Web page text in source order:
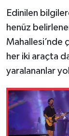
Edinilen
henüz
Mahallesi’nde
her iki araçta
yaralananlar
ÜÇÜNCÜ
BİLİMNET
Yemek
SEÇİM 2014
KİM